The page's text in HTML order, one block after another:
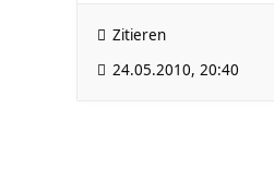
Zitieren
24.05.2010, 20:40